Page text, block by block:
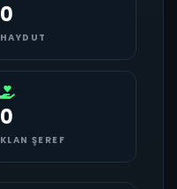
0
HAYDUT
0
KLAN ŞEREF